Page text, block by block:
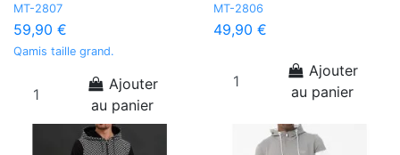
MT-2807
59,90 €
Qamis taille grand.
Ajouter
au panier
MT-2806
49,90 €
Ajouter
au panier